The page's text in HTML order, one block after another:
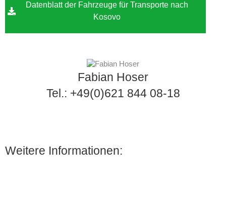
Datenblatt der Fahrzeuge für Transporte nach
Kosovo
Fabian Hoser
Tel.: +49(0)621 844 08-18
Weitere Informationen: